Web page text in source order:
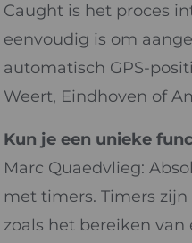
Caught is het proces
eenvoudig is om
automatisch GPS-
Weert, Eindhoven of
Kun je een unieke
Marc Quaedvlieg:
met timers. Timers
zoals het bereiken